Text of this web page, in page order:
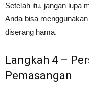
Setelah itu, jangan lupa
Anda bisa
diserang hama.
Langkah 4 –
Pemasangan